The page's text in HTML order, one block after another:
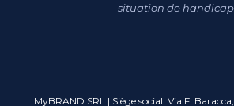
situation de
MyBRAND SRL | Siège social: Via F.